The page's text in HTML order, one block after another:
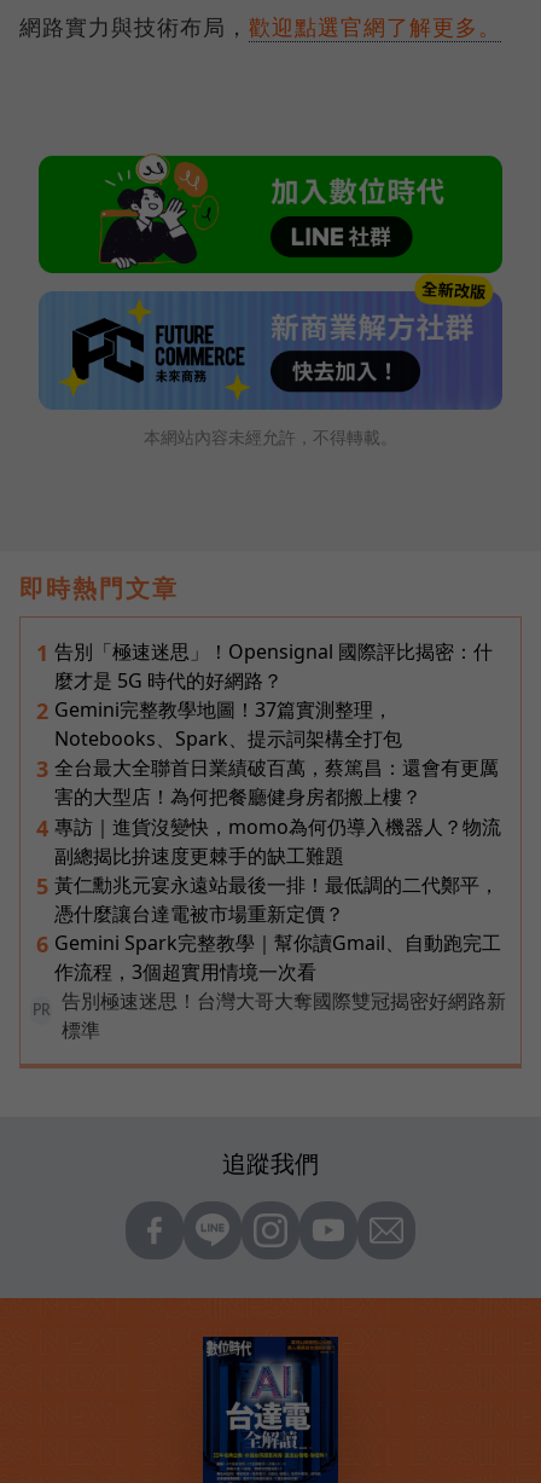
網路實力與技術布局， 歡迎點選官網了解更多。
本網站內容未經允許，不得轉載。
即時熱門文章
1 告別「極速迷思」！Opensignal 國際評比揭密：什
麼才是 5G 時代的好網路？
2 Gemini完整教學地圖！37篇實測整理，
Notebooks、Spark、提示詞架構全打包
3 全台最大全聯首日業績破百萬，蔡篤昌：還會有更厲
害的大型店！為何把餐廳健身房都搬上樓？
4 專訪｜進貨沒變快，momo為何仍導入機器人？物流
副總揭比拚速度更棘手的缺工難題
5 黃仁勳兆元宴永遠站最後一排！最低調的二代鄭平，
憑什麼讓台達電被市場重新定價？
6 Gemini Spark完整教學｜幫你讀Gmail、自動跑完工
作流程，3個超實用情境一次看
PR
告別極速迷思！台灣大哥大奪國際雙冠揭密好網路新
標準
追蹤我們